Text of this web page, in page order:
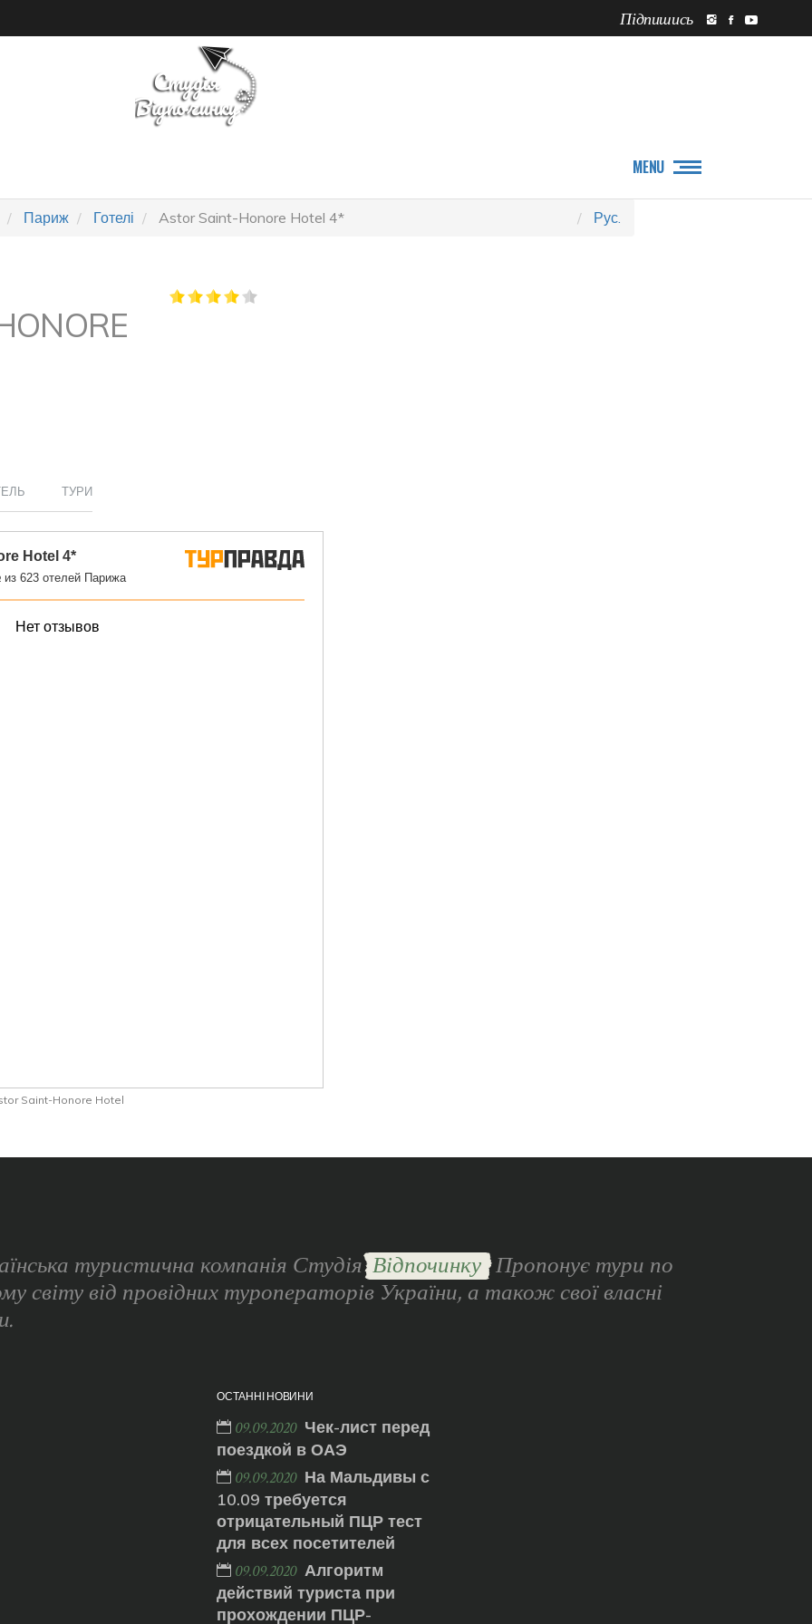
Підпишись
MENU
Париж Готелі Astor Saint-Honore Hotel 4* Рус.
ТУРИ
Saint-Honore Hotel
туристична компанія СтудіяВідпочинку Пропонує тури по
світу від провідних туроператорів України, а також свої власні
ОСТАННІ НОВИНИ
09.09.2020 Чек-лист перед
поездкой в ОАЭ
09.09.2020 На Мальдивы с
10.09 требуется
отрицательный ПЦР тест
для всех посетителей
09.09.2020 Алгоритм
действий туриста при
прохождении ПЦР-